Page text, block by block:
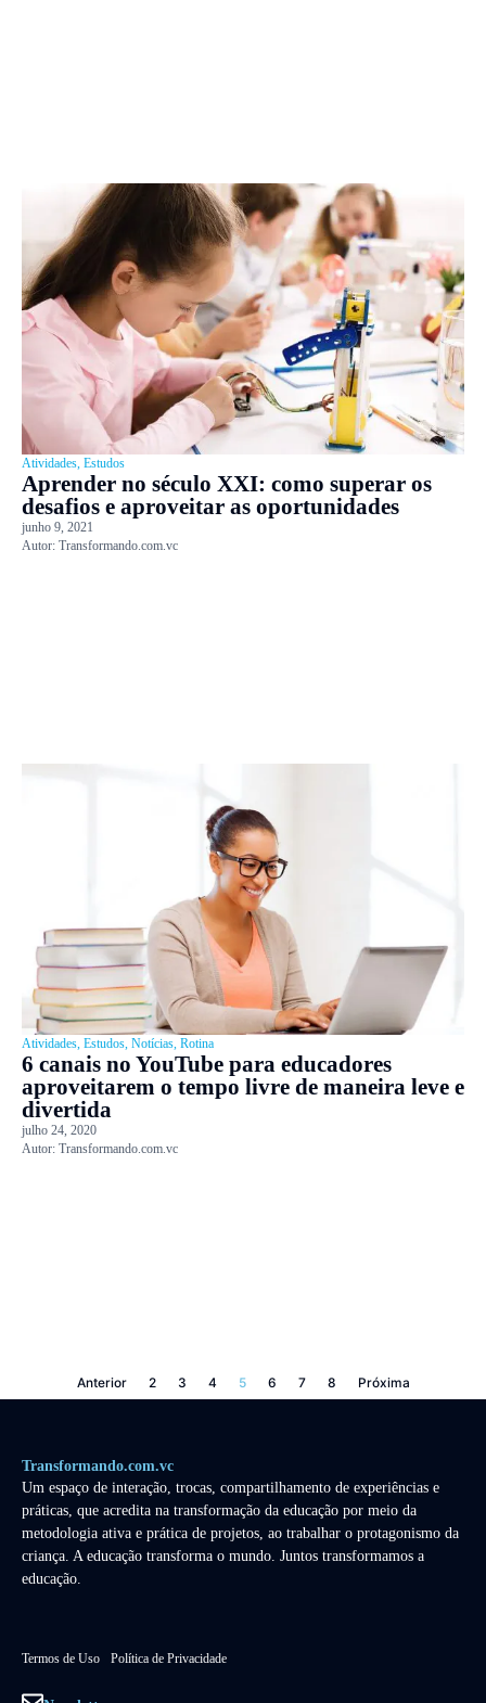
Atividades, Estudos
Aprender no século XXI: como superar os
desafios e aproveitar as oportunidades
junho 9, 2021
Autor: Transformando.com.vc
Atividades, Estudos, Notícias, Rotina
6 canais no YouTube para educadores
aproveitarem o tempo livre de maneira leve e
divertida
julho 24, 2020
Autor: Transformando.com.vc
Anterior 2 3 4 5 6 7 8 Próxima
Transformando.com.vc
Um espaço de interação, trocas, compartilhamento de experiências e
práticas, que acredita na transformação da educação por meio da
metodologia ativa e prática de projetos, ao trabalhar o protagonismo da
criança. A educação transforma o mundo. Juntos transformamos a
educação.
Termos de Uso Política de Privacidade